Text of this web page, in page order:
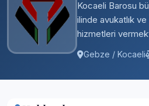
Kocaeli Barosu
ilinde avukatlık ve
hizmetleri
Gebze / Kocaeli